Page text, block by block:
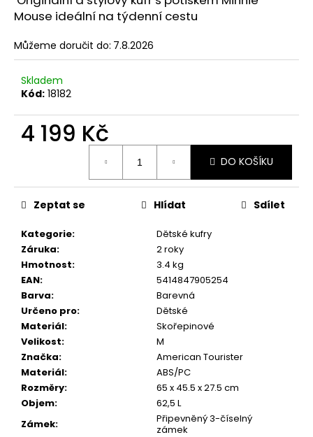
Mouse ideální na týdenní cestu
Můžeme doručit do: 7.8.2026
Skladem
Kód: 18182
4 199 Kč
DO KOŠÍKU
Kategorie:
Dětské kufry
Záruka:
2 roky
Hmotnost:
3.4 kg
EAN:
5414847905254
Barva:
Barevná
Určeno pro:
Dětské
Materiál:
Skořepinové
Velikost:
M
Značka:
American Tourister
Materiál:
ABS/PC
Rozměry:
65 x 45.5 x 27.5 cm
Objem:
62,5 L
Zámek:
Připevněný 3-číselný
zámek
Zeptat se Hlídat Sdílet
D
o
p
o
u
č
u